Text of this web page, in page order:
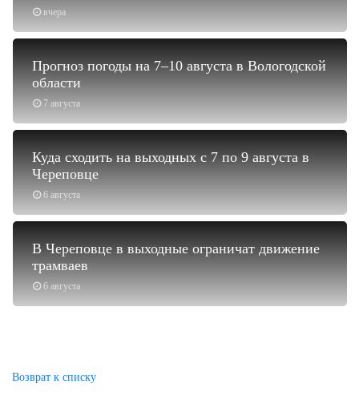
вчера
7 августа
Прогноз погоды на 7–10 августа в Вологодской
области
6 августа
Куда сходить на выходных с 7 по 9 августа в
Череповце
6 августа
В Череповце в выходные ограничат движение
трамваев
Возврат к списку